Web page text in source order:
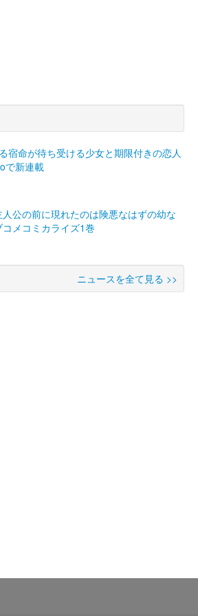
宿命が待ち受ける少女と期限付きの恋人
で新連載
公の前に現れたのは険悪なはずの幼な
メコミカライズ1巻
ニュースを全て見る >>